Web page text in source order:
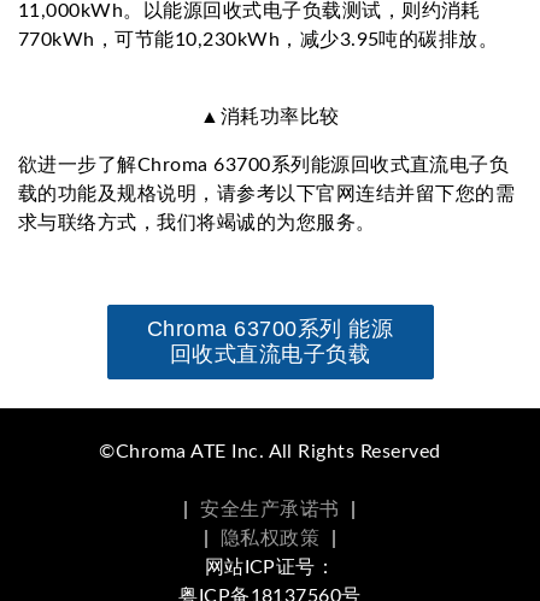
11,000kWh。以能源回收式电子负载测试，则约消耗
770kWh，可节能10,230kWh，减少3.95吨的碳排放。
▲消耗功率比较
欲进一步了解Chroma 63700系列能源回收式直流电子负
载的功能及规格说明，请参考以下官网连结并留下您的需
求与联络方式，我们将竭诚的为您服务。
Chroma 63700系列 能源
回收式直流电子负载
©Chroma ATE Inc. All Rights Reserved
安全生产承诺书
隐私权政策
网站ICP证号：
粤ICP备18137560号